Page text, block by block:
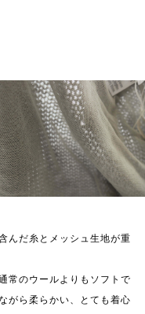
んだ糸とメッシュ生地が重
常のウールよりもソフトで
がら柔らかい、とても着心